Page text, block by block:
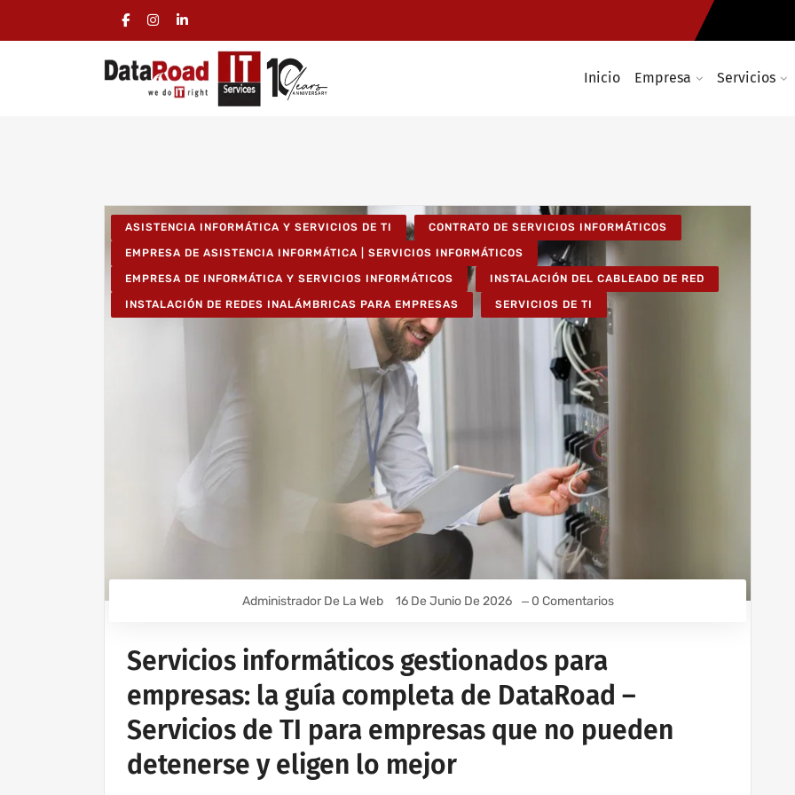
Inicio Empresa Servicios
ASISTENCIA INFORMÁTICA Y SERVICIOS DE TI CONTRATO DE SERVICIOS INFORMÁTICOS
EMPRESA DE ASISTENCIA INFORMÁTICA | SERVICIOS INFORMÁTICOS
EMPRESA DE INFORMÁTICA Y SERVICIOS INFORMÁTICOS INSTALACIÓN DEL CABLEADO DE RED
INSTALACIÓN DE REDES INALÁMBRICAS PARA EMPRESAS SERVICIOS DE TI
Administrador De La Web 16 De Junio De 2026 0 Comentarios
Servicios informáticos gestionados para
empresas: la guía completa de DataRoad –
Servicios de TI para empresas que no pueden
detenerse y eligen lo mejor